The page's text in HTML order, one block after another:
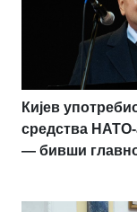
Кијев
средства НАТО-
— бивши